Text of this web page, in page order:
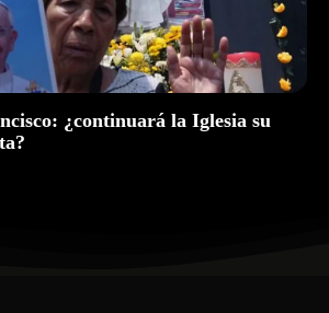
¿continuará la Iglesia su